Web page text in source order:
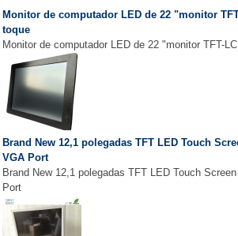
Monitor de computador LED de 22 "monitor
toque
Monitor de computador LED de 22 "monitor TFT-
Brand New 12,1 polegadas TFT LED Touch
VGA Port
Brand New 12,1 polegadas TFT LED Touch
Port